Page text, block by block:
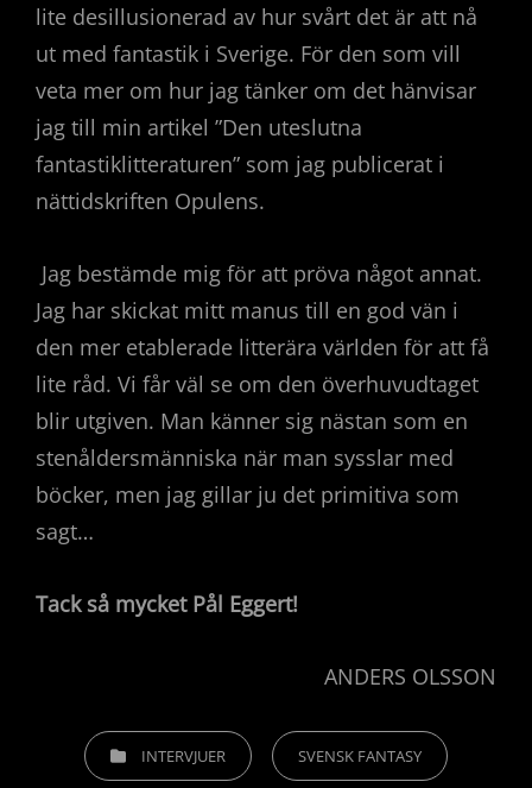
lite desillusionerad av hur svårt det är att nå
ut med fantastik i Sverige. För den som vill
veta mer om hur jag tänker om det hänvisar
jag till min artikel ”Den uteslutna
fantastiklitteraturen” som jag publicerat i
nättidskriften Opulens.
Jag bestämde mig för att pröva något annat.
Jag har skickat mitt manus till en god vän i
den mer etablerade litterära världen för att få
lite råd. Vi får väl se om den överhuvudtaget
blir utgiven. Man känner sig nästan som en
stenåldersmänniska när man sysslar med
böcker, men jag gillar ju det primitiva som
sagt…
Tack så mycket Pål Eggert!
ANDERS OLSSON
KATEGORIERINTERVJUER SVENSK FANTASY